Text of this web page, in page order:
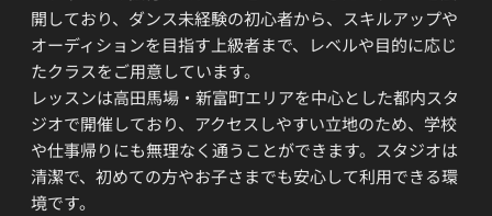
開しており、ダンス未経験の初心者から、スキルアップや
オーディションを目指す上級者まで、レベルや目的に応じ
たクラスをご用意しています。
レッスンは高田馬場・新富町エリアを中心とした都内スタ
ジオで開催しており、アクセスしやすい立地のため、学校
や仕事帰りにも無理なく通うことができます。スタジオは
清潔で、初めての方やお子さまでも安心して利用できる環
境です。